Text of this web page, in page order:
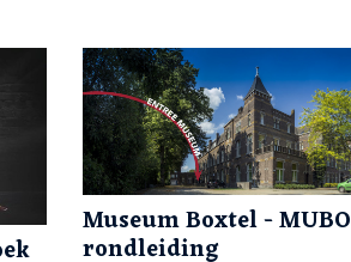
Museum Boxtel - MUBO
rondleiding